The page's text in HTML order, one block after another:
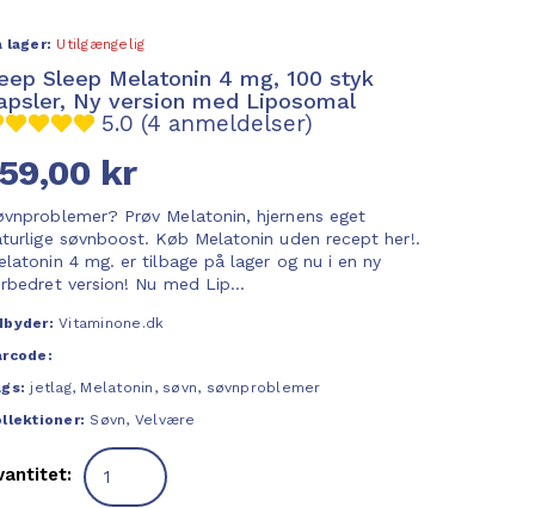
lager: Utilgængelig
Sleep Melatonin 4 mg, 100 styk
Ny version med Liposomal
5.0 (4 anmeldelser)
kr
Prøv Melatonin, hjernens eget
søvnboost. Køb Melatonin uden recept her!.
4 mg. er tilbage på lager og nu i en ny
version! Nu med Lip...
Vitaminone.dk
jetlag, Melatonin , søvn, søvnproblemer
Søvn, Velvære